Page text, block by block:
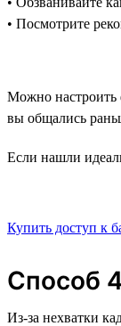
• Посмотрите
Можно настроить
вы общались
Если нашли
Купить доступ к
Способ
Из-за нехватки